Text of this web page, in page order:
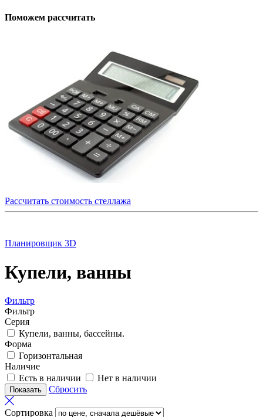
Поможем рассчитать
Рассчитать стоимость стеллажа
Планировщик 3D
Купели, ванны
Фильтр
Фильтр
Серия
Купели, ванны, бассейны.
Форма
Горизонтальная
Наличие
Есть в наличии
Нет в наличии
Сбросить
Сортировка